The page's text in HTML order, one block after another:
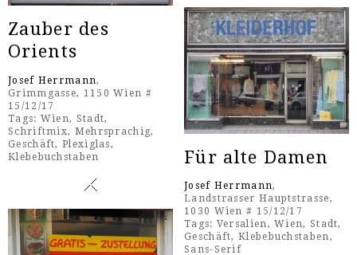
Zauber des
Orients
Josef Herrmann,
Grimmgasse, 1150 Wien #
15/12/17
Tags: Wien, Stadt,
Schriftmix, Mehrsprachig,
Geschäft,Plexiglas,
Klebebuchstaben
Für alte Damen
Josef Herrmann,
Landstrasser Hauptstrasse,
1030 Wien # 15/12/17
Tags: Versalien,Wien, Stadt,
Geschäft,Klebebuchstaben,
Sans-Serif